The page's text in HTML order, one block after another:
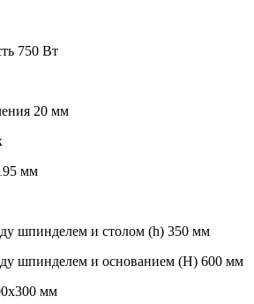
750 Вт
20 мм
мм
шпинделем и столом (h) 350 мм
шпинделем и основанием (H) 600 мм
мм